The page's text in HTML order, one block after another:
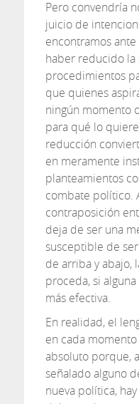
Pero convendría
juicio de
encontramos
haber reducido
procedimientos
que quienes
ningún momento
para qué lo
reducción
en meramente
planteamientos
combate político.
contraposición
deja de ser una
susceptible de
de arriba y abajo,
proceda, si
más efectiva.
En realidad, el
en cada
absoluto porque,
señalado alguno
nueva política,